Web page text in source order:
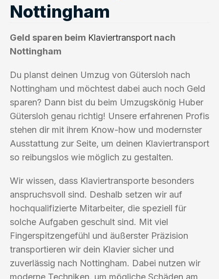
Nottingham
Geld sparen beim Klaviertransport nach
Nottingham
Du planst deinen Umzug von Gütersloh nach
Nottingham und möchtest dabei auch noch Geld
sparen? Dann bist du beim Umzugskönig Huber
Gütersloh genau richtig! Unsere erfahrenen Profis
stehen dir mit ihrem Know-how und modernster
Ausstattung zur Seite, um deinen Klaviertransport
so reibungslos wie möglich zu gestalten.
Wir wissen, dass Klaviertransporte besonders
anspruchsvoll sind. Deshalb setzen wir auf
hochqualifizierte Mitarbeiter, die speziell für
solche Aufgaben geschult sind. Mit viel
Fingerspitzengefühl und äußerster Präzision
transportieren wir dein Klavier sicher und
zuverlässig nach Nottingham. Dabei nutzen wir
moderne Techniken, um mögliche Schäden am